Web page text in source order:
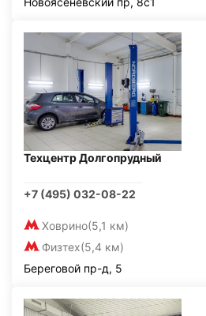
Техцентр Долгопрудный
+7 (495) 032-08-22
Ховрино(5,1 км)
Физтех(5,4 км)
Береговой пр-д, 5